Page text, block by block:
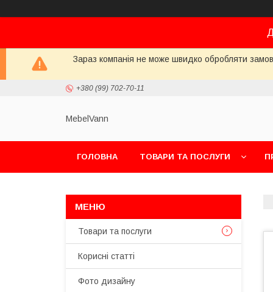
Зараз компанія не може швидко обробляти
+380 (99) 702-70-11
MebelVann
ГОЛОВНА ТОВАРИ ТА ПОСЛУГИ
Товари та послуги
Корисні статті
Фото дизайну